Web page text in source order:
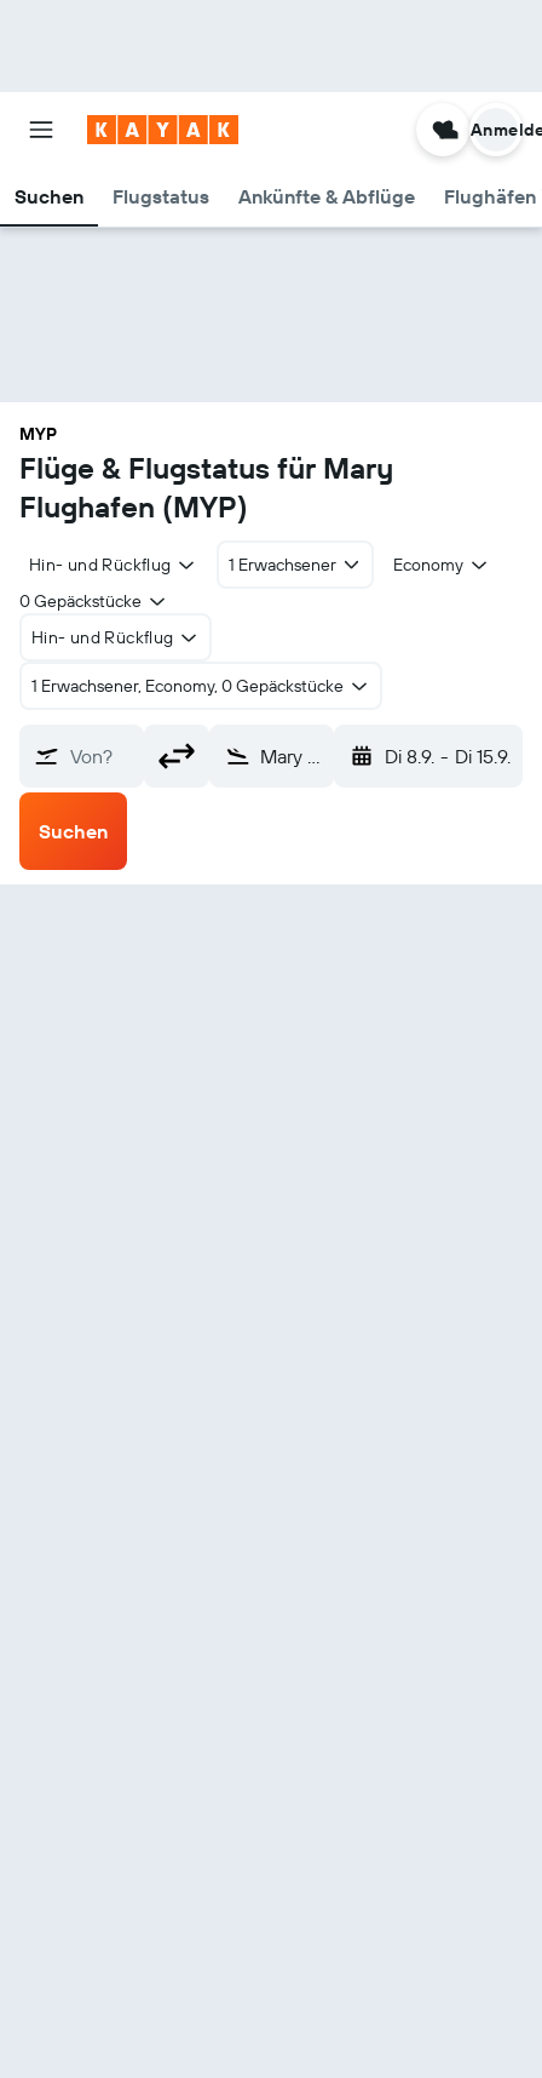
Suchen Flugstatus Ankünfte & Abflüge Flughäfen
MYP
Flüge & Flugstatus für Mary
Flughafen (MYP)
Hin- und Rückflug 1 Erwachsener
Economy
0 Gepäckstücke
Hin- und Rückflug
1 Erwachsener, Economy, 0 Gepäckstücke
Von? Mary (MYP) Di 8.9. - Di 15.9.
Suchen